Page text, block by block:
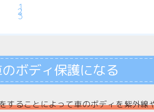
ボディ保護になる
することによって車のボディを紫外線